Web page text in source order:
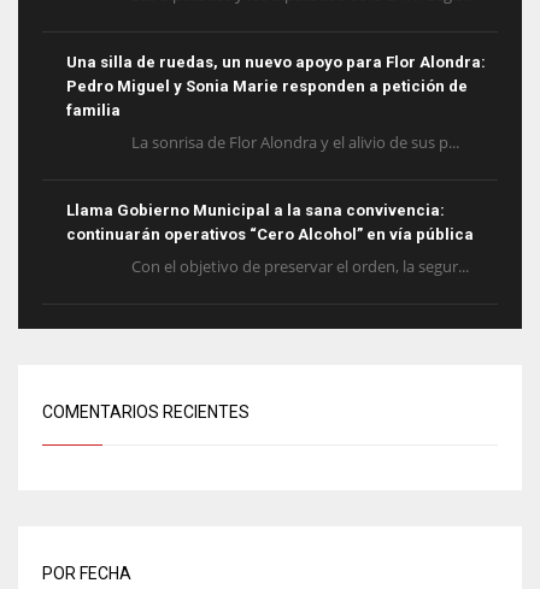
Una silla de ruedas, un nuevo apoyo para Flor Alondra:
Pedro Miguel y Sonia Marie responden a petición de
familia
La sonrisa de Flor Alondra y el alivio de sus p...
Llama Gobierno Municipal a la sana convivencia:
continuarán operativos “Cero Alcohol” en vía pública
Con el objetivo de preservar el orden, la segur...
COMENTARIOS RECIENTES
POR FECHA